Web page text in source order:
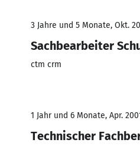
3 Jahre und 5 Monate, Okt.
Sachbearbeiter
ctm crm
1 Jahr und 6 Monate, Apr.
Technischer